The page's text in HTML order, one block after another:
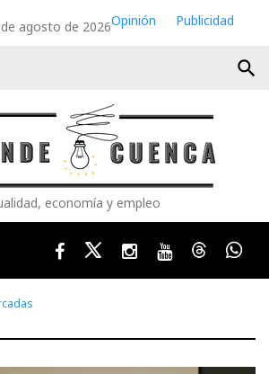
agosto de 2026Opinión
Publicidad
search
economía y empleo
FacebookTwitterInstagram
YoutubeThreads